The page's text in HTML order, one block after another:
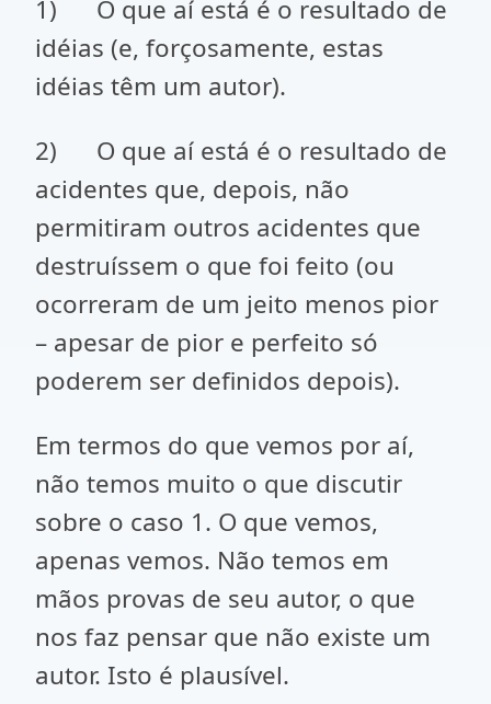
1) O que aí está é o resultado de
idéias (e, forçosamente, estas
idéias têm um autor).
2) O que aí está é o resultado de
acidentes que, depois, não
permitiram outros acidentes que
destruíssem o que foi feito (ou
ocorreram de um jeito menos pior
– apesar de pior e perfeito só
poderem ser definidos depois).
Em termos do que vemos por aí,
não temos muito o que discutir
sobre o caso 1. O que vemos,
apenas vemos. Não temos em
mãos provas de seu autor, o que
nos faz pensar que não existe um
autor. Isto é plausível.